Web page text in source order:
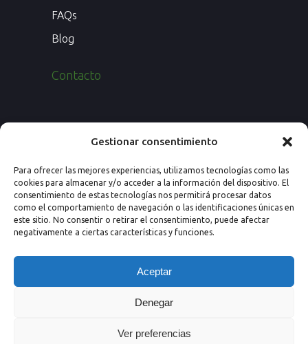
Gestionar consentimiento
Para ofrecer las mejores experiencias, utilizamos tecnologías como las
cookies para almacenar y/o acceder a la información del dispositivo. El
consentimiento de estas tecnologías nos permitirá procesar datos
como el comportamiento de navegación o las identificaciones únicas en
este sitio. No consentir o retirar el consentimiento, puede afectar
negativamente a ciertas características y funciones.
Aceptar
Denegar
Ver preferencias
FAQs
Blog
Contacto
50008 Zaragoza (España)
Email: info@nextprevencion.com
Tel: (+34) 976 259 724